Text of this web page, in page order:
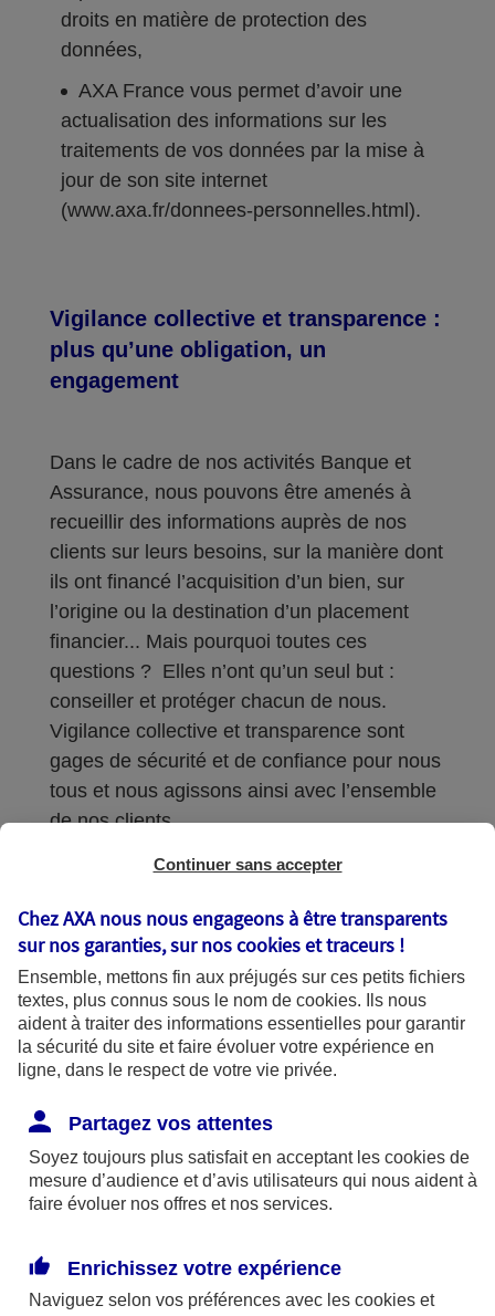
droits en matière de protection des
données,
AXA France vous permet d’avoir une
actualisation des informations sur les
traitements de vos données par la mise à
jour de son site internet
(www.axa.fr/donnees-personnelles.html).
Vigilance collective et transparence :
plus qu’une obligation, un
engagement
Dans le cadre de nos activités Banque et
Assurance, nous pouvons être amenés à
recueillir des informations auprès de nos
clients sur leurs besoins, sur la manière dont
ils ont financé l’acquisition d’un bien, sur
l’origine ou la destination d’un placement
financier... Mais pourquoi toutes ces
questions ? Elles n’ont qu’un seul but :
conseiller et protéger chacun de nous.
Vigilance collective et transparence sont
gages de sécurité et de confiance pour nous
tous et nous agissons ainsi avec l’ensemble
de nos clients.
L'utilisation de vos données
AXA France utilise vos données dans le
cadre de finalités se fondant sur les bases
Bases légales
Finalités
Continuer sans accepter
Chez AXA nous nous engageons à être transparents
sur nos garanties, sur noscookies et traceurs !
Ensemble, mettons fin aux préjugés sur ces petits fichiers
textes, plus connus sous le nom de cookies. Ils nous
aident à traiter des informations essentielles pour garantir
la sécurité du site et faire évoluer votre expérience en
ligne, dans le respect de votre vie privée.
Partagez vos attentes
Soyez toujours plus satisfait en acceptant les cookies de
mesure d’audience et d’avis utilisateurs qui nous aident à
faire évoluer nos offres et nos services.
Enrichissez votre expérience
Naviguez selon vos préférences avec les cookies et